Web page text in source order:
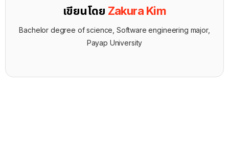
เขียนโดย Zakura Kim
Bachelor degree of science, Software engineering major,
Payap University